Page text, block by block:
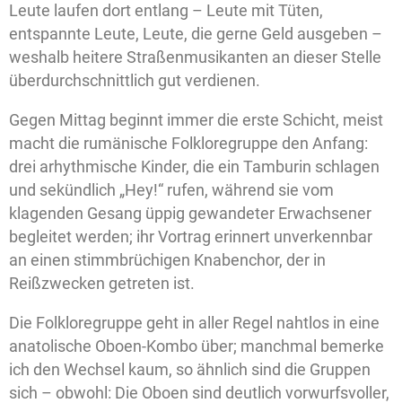
Leute laufen dort entlang – Leute mit Tüten,
entspannte Leute, Leute, die gerne Geld ausgeben –
weshalb heitere Straßenmusikanten an dieser Stelle
überdurchschnittlich gut verdienen.
Gegen Mittag beginnt immer die erste Schicht, meist
macht die rumänische Folkloregruppe den Anfang:
drei arhythmische Kinder, die ein Tamburin schlagen
und sekündlich „Hey!“ rufen, während sie vom
klagenden Gesang üppig gewandeter Erwachsener
begleitet werden; ihr Vortrag erinnert unverkennbar
an einen stimmbrüchigen Knabenchor, der in
Reißzwecken getreten ist.
Die Folkloregruppe geht in aller Regel nahtlos in eine
anatolische Oboen-Kombo über; manchmal bemerke
ich den Wechsel kaum, so ähnlich sind die Gruppen
sich – obwohl: Die Oboen sind deutlich vorwurfsvoller,